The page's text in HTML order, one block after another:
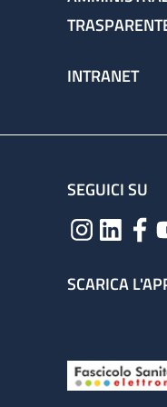
INTRANET
SEGUICI SU
SCARICA